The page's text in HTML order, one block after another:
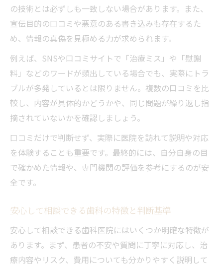
の技術とは必ずしも一致しない場合があります。また、
宣伝目的の口コミや悪意のある書き込みも存在するた
め、情報の真偽を見極める力が求められます。
例えば、SNSや口コミサイトで「治療ミス」や「慰謝
料」などのワードが頻出している場合でも、実際にトラ
ブルが多発しているとは限りません。複数の口コミを比
較し、内容が具体的かどうかや、同じ問題が繰り返し指
摘されていないかを確認しましょう。
口コミだけで判断せず、実際に医院を訪れて説明や対応
を体験することも重要です。最終的には、自分自身の目
で確かめた情報や、専門機関の評価を参考にするのが安
全です。
安心して相談できる歯科の特徴と判断基準
安心して相談できる歯科医院にはいくつか明確な特徴が
あります。まず、患者の不安や質問に丁寧に対応し、治
療内容やリスク、費用についても分かりやすく説明して